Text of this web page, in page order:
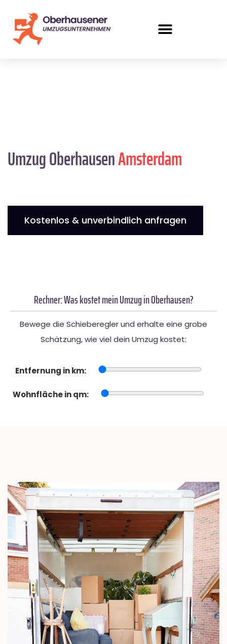
Umzug OberhausenAmsterdam
Kostenlos & unverbindlich anfragen
Rechner: Was kostet mein Umzug in Oberhausen?
Bewege die Schieberegler und erhalte eine grobe
Schätzung, wie viel dein Umzug kostet:
Entfernung in km:
Wohnfläche in qm: